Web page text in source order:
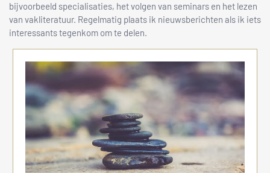
bijvoorbeeld specialisaties, het volgen van seminars en het lezen
van vakliteratuur. Regelmatig plaats ik nieuwsberichten als ik iets
interessants tegenkom om te delen.